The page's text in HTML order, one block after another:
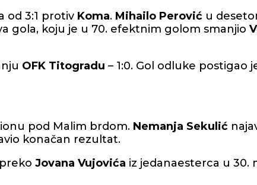
od 3:1 protiv Koma. Mihailo Perović u
gola, koju je u 70. efektnim golom smanjio
OFK Titogradu – 1:0. Gol odluke postigao
pod Malim brdom. Nemanja Sekulić
konačan rezultat.
Jovana Vujovića iz jedanaesterca u 30.